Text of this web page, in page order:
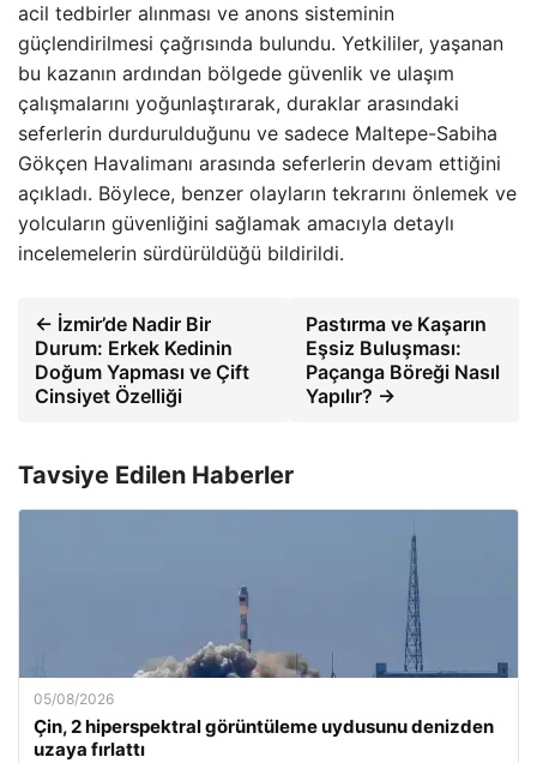
acil tedbirler alınması ve anons sisteminin
güçlendirilmesi çağrısında bulundu. Yetkililer, yaşanan
bu kazanın ardından bölgede güvenlik ve ulaşım
çalışmalarını yoğunlaştırarak, duraklar arasındaki
seferlerin durdurulduğunu ve sadece Maltepe-Sabiha
Gökçen Havalimanı arasında seferlerin devam ettiğini
açıkladı. Böylece, benzer olayların tekrarını önlemek ve
yolcuların güvenliğini sağlamak amacıyla detaylı
incelemelerin sürdürüldüğü bildirildi.
← İzmir’de Nadir Bir
Durum: Erkek Kedinin
Doğum Yapması ve Çift
Cinsiyet Özelliği
Pastırma ve Kaşarın
Eşsiz Buluşması:
Paçanga Böreği Nasıl
Yapılır? →
Tavsiye Edilen Haberler
05/08/2026
Çin, 2 hiperspektral görüntüleme uydusunu denizden
uzaya fırlattı